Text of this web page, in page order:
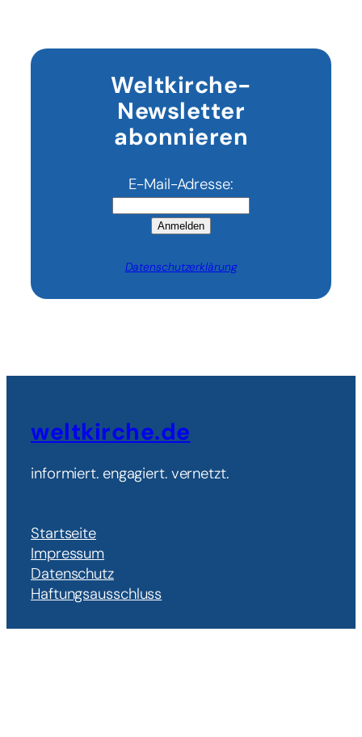
Weltkirche-
Newsletter
abonnieren
E-Mail-Adresse:
Anmelden
Datenschutzerklärung
weltkirche.de
informiert. engagiert. vernetzt.
Startseite
Impressum
Datenschutz
Haftungsausschluss